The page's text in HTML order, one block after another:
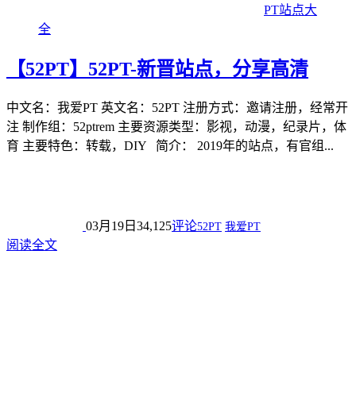
PT站点大
全
【52PT】52PT-新晋站点，分享高清
中文名：我爱PT 英文名：52PT 注册方式：邀请注册，经常开
注 制作组：52ptrem 主要资源类型：影视，动漫，纪录片，体
育 主要特色：转载，DIY 简介： 2019年的站点，有官组...
03月19日 34,125评论52PT 我爱PT
阅读全文